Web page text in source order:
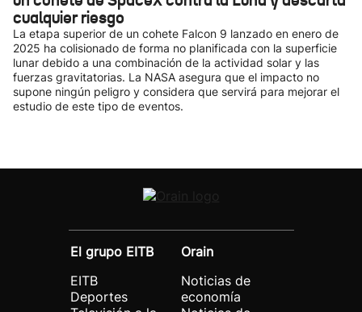
cualquier riesgo
La etapa superior de un cohete Falcon 9 lanzado en enero de
2025 ha colisionado de forma no planificada con la superficie
lunar debido a una combinación de la actividad solar y las
fuerzas gravitatorias. La NASA asegura que el impacto no
supone ningún peligro y considera que servirá para mejorar el
estudio de este tipo de eventos.
El grupo EITB
EITB
Deportes
Orain
Noticias de
economía